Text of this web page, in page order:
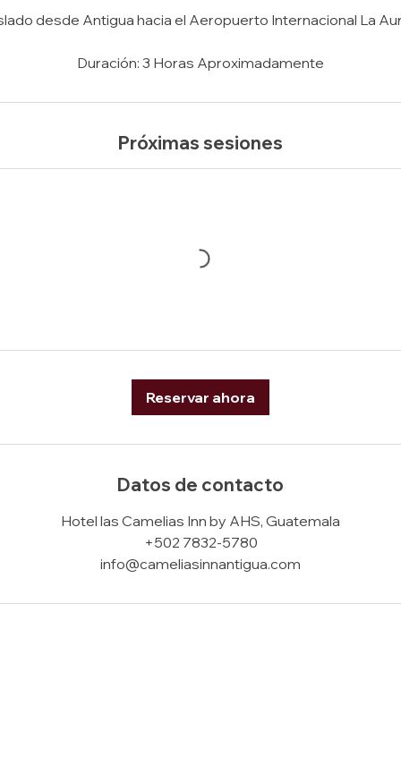
desde Antigua hacia el Aeropuerto Internacional La
Duración: 3 Horas Aproximadamente
Próximas sesiones
Reservar ahora
Datos de contacto
Hotel las Camelias Inn by AHS, Guatemala
+502 7832-5780
info@cameliasinnantigua.com